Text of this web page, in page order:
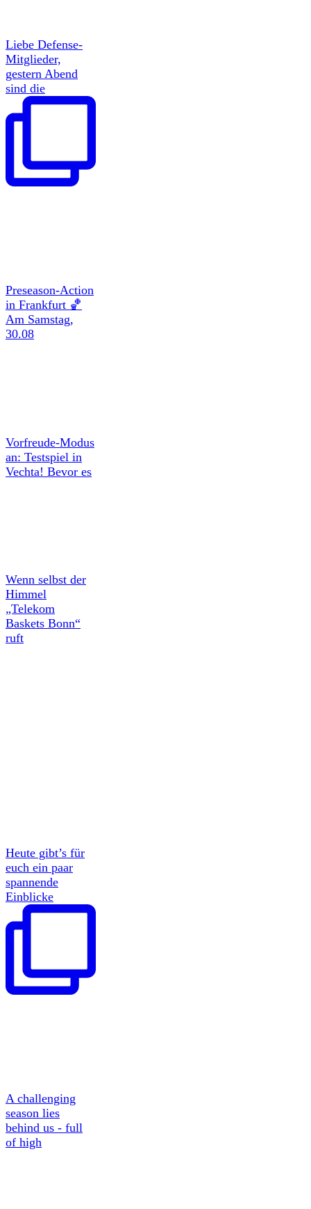
Liebe Defense-
Mitglieder,
gestern Abend
sind die
Preseason-Action
in Frankfurt 🏀
Am Samstag,
30.08
Vorfreude-Modus
an: Testspiel in
Vechta! Bevor es
Wenn selbst der
Himmel
„Telekom
Baskets Bonn“
ruft
Heute gibt’s für
euch ein paar
spannende
Einblicke
A challenging
season lies
behind us - full
of high